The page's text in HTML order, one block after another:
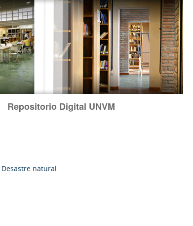
Repositorio Digital UNVM
Desastre natural